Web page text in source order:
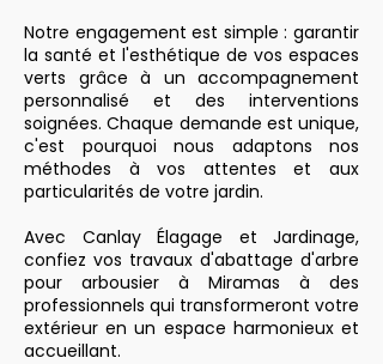
Notre engagement est simple : garantir
la santé et l'esthétique de vos espaces
verts grâce à un accompagnement
personnalisé et des interventions
soignées. Chaque demande est unique,
c'est pourquoi nous adaptons nos
méthodes à vos attentes et aux
particularités de votre jardin.
Avec Canlay Élagage et Jardinage,
confiez vos travaux d'abattage d'arbre
pour arbousier à Miramas à des
professionnels qui transformeront votre
extérieur en un espace harmonieux et
accueillant.